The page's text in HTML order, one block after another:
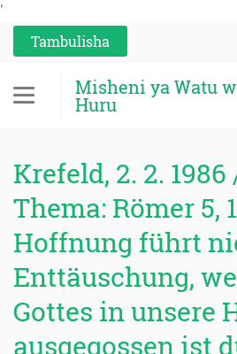
'
Tambulisha
Misheni ya Watu
Huru
Krefeld, 2. 2. 1986
Thema: Römer 5,
Hoffnung führt
Enttäuschung,
Gottes in unsere
ausgegossen ist